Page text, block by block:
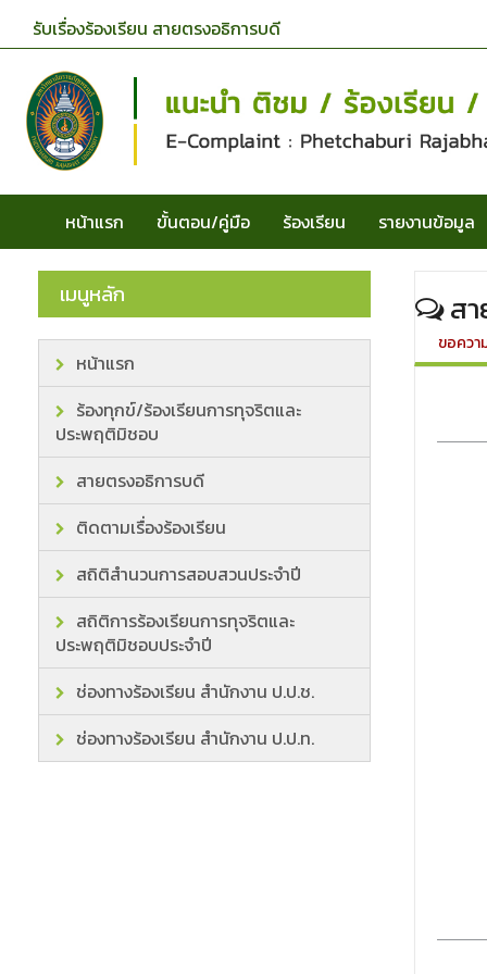
รับเรื่องร้องเรียน สายตรงอธิการบดี
หน้าแรก ขั้นตอน/คู่มือ ร้องเรียน รายงานข้อมูล
เมนูหลัก
หน้าแรก
ร้องทุกข์/ร้องเรียนการทุจริตและ
ประพฤติมิชอบ
สายตรงอธิการบดี
ติดตามเรื่องร้องเรียน
สถิติสำนวนการสอบสวนประจำปี
สถิติการร้องเรียนการทุจริตและ
ประพฤติมิชอบประจำปี
ช่องทางร้องเรียน สำนักงาน ป.ป.ช.
ช่องทางร้องเรียน สำนักงาน ป.ป.ท.
สา
ขอความ